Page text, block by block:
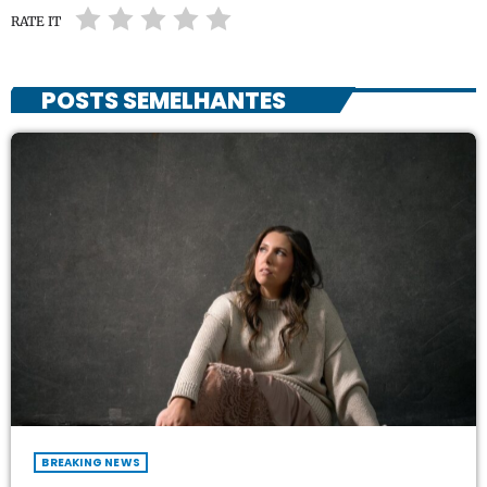
RATE IT
POSTS SEMELHANTES
BREAKING NEWS